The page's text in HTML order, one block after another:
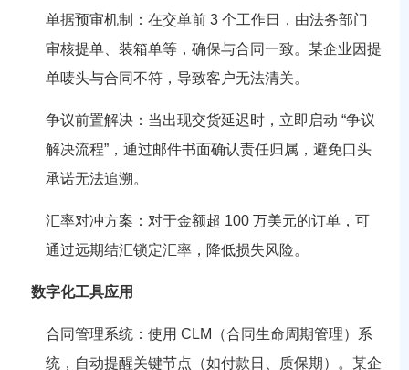
单据预审机制：在交单前 3 个工作日，由法务部门
审核提单、装箱单等，确保与合同一致。某企业因提
单唛头与合同不符，导致客户无法清关。
争议前置解决：当出现交货延迟时，立即启动 “争议
解决流程”，通过邮件书面确认责任归属，避免口头
承诺无法追溯。
汇率对冲方案：对于金额超 100 万美元的订单，可
通过远期结汇锁定汇率，降低损失风险。
数字化工具应用
合同管理系统：使用 CLM（合同生命周期管理）系
统，自动提醒关键节点（如付款日、质保期）。某企